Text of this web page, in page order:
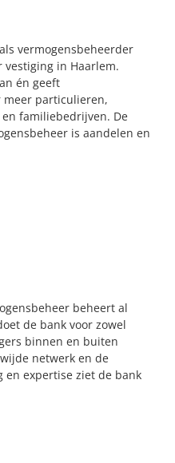
vermogensbeheerder
vestiging in Haarlem.
én geeft
meer particulieren,
familiebedrijven. De
is aandelen en
beheert al
de bank voor zowel
binnen en buiten
netwerk en de
en expertise ziet de bank